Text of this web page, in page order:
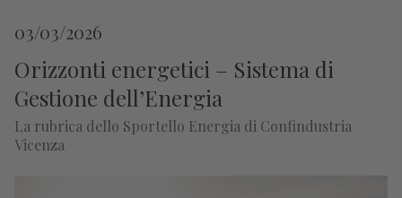
03/03/2026
Orizzonti energetici – Sistema di
Gestione dell’Energia
La rubrica dello Sportello Energia di Confindustria
Vicenza